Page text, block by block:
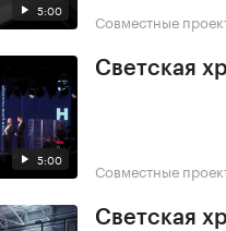
5:00 Совместные
5:00
Светская
Совместные
Светская